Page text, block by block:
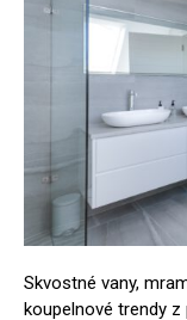
Skvostné vany,
koupelnové trendy